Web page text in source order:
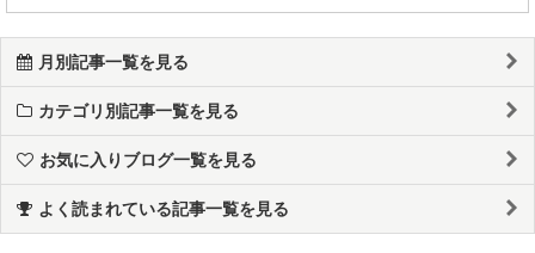
月別記事一覧を見る
カテゴリ別記事一覧を見る
お気に入りブログ一覧を見る
よく読まれている記事一覧を見る